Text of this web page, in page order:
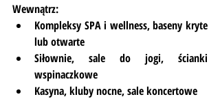
Wewnątrz:
Kompleksy SPA i wellness, baseny kryte
lub otwarte
Siłownie, sale do jogi, ścianki
wspinaczkowe
Kasyna, kluby nocne, sale koncertowe